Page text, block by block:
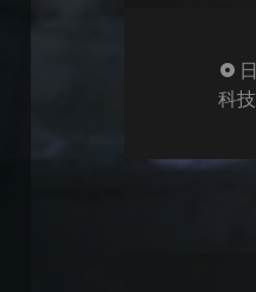
格
式
科技